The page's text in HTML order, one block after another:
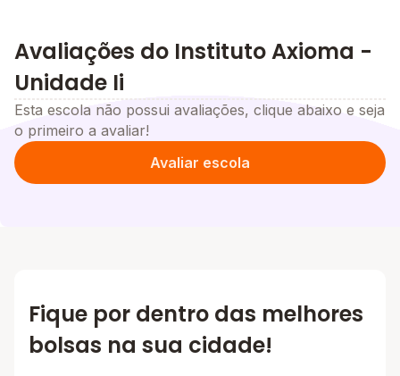
Avaliações do Instituto Axioma -
Unidade Ii
Esta escola não possui avaliações, clique abaixo e seja
o primeiro a avaliar!
Avaliar escola
Fique por dentro das melhores
bolsas na sua cidade!